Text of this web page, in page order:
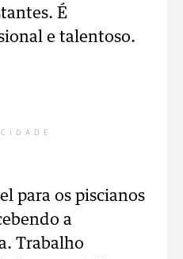
É
e talentoso.
para os piscianos
a
Trabalho